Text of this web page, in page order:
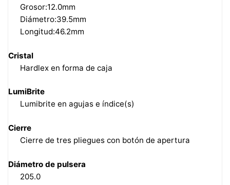
Grosor:12.0mm
Diámetro:39.5mm
Longitud:46.2mm
Cristal
Hardlex en forma de caja
LumiBrite
Lumibrite en agujas e índice(s)
Cierre
Cierre de tres pliegues con botón de apertura
Diámetro de pulsera
205.0